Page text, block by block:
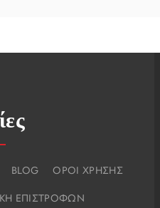
BLOG ΟΡΟΙ ΧΡΗΣΗΣ
ΕΠΙΣΤΡΟΦΩΝ